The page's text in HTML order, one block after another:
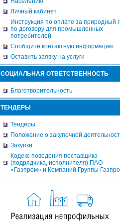
Личный кабинет
Инструкция по оплате за природный
по договору для промышленных
потребителей
Сообщите контактную информацию
Оставить заявку на услуги
СОЦИАЛЬНАЯ ОТВЕТСТВЕННОСТЬ
Благотворительность
ТЕНДЕРЫ
Тендеры
Положение о закупочной
Закупки
Кодекс поведения поставщика
(подрядчика, исполнителя) ПАО
«Газпром» и Компаний Группы